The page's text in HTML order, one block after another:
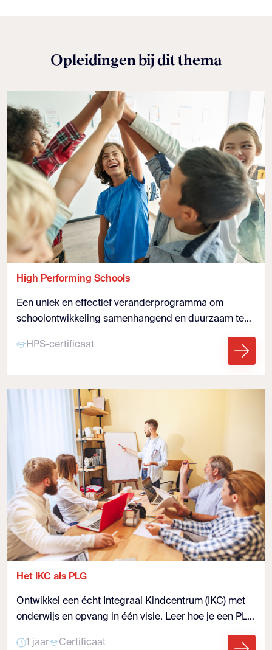
Opleidingen bij dit thema
High Performing Schools
Een uniek en effectief veranderprogramma om
schoolontwikkeling samenhangend en duurzaam te
realiseren. Waar álle leerlingen maximaal leren en
minimumdoelen worden bereikt.
HPS-certificaat
Het IKC als PLG
Ontwikkel een écht Integraal Kindcentrum (IKC) met
onderwijs en opvang in één visie. Leer hoe je een PLG
opbouwt en duurzame schoolontwikkeling realiseert.
1 jaar
Certificaat